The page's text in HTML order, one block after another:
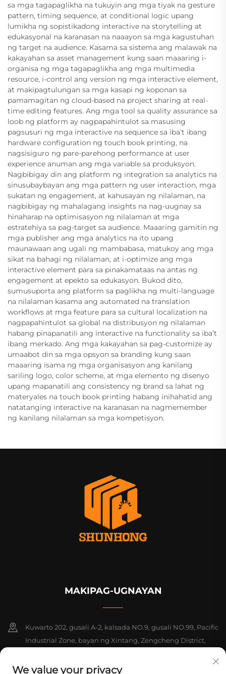
sa mga tagapaglikha na tukuyin ang mga tiyak na gesture
pattern, timing sequence, at conditional logic upang
lumikha ng sopistikadong interactive na storytelling at
edukasyonal na karanasan na naaayon sa mga kagustuhan
ng target na audience. Kasama sa sistema ang malawak na
kakayahan sa asset management kung saan maaaring i-
organisa ng mga tagapaglikha ang mga multimedia
resource, i-control ang version ng mga interactive element,
at makipagtulungan sa mga kasapi ng koponan sa
pamamagitan ng cloud-based na project sharing at real-
time editing features. Ang mga tool sa quality assurance sa
loob ng platform ay nagpapahintulot sa masusing
pagsusuri ng mga interactive na sequence sa iba’t ibang
hardware configuration ng touch book printing, na
nagsisiguro ng pare-parehong performance at user
experience anuman ang mga variable sa produksyon.
Nagbibigay din ang platform ng integration sa analytics na
sinusubaybayan ang mga pattern ng user interaction, mga
sukatan ng engagement, at kahusayan ng nilalaman, na
nagbibigay ng mahalagang insights na nag-uugnay sa
hinaharap na optimisasyon ng nilalaman at mga
estratehiya sa pag-target sa audience. Maaaring gamitin ng
mga publisher ang mga analytics na ito upang
maunawaan ang ugali ng mambabasa, matukoy ang mga
sikat na bahagi ng nilalaman, at i-optimize ang mga
interactive element para sa pinakamataas na antas ng
engagement at epekto sa edukasyon. Bukod dito,
sumusuporta ang platform sa paglikha ng multi-language
na nilalaman kasama ang automated na translation
workflows at mga feature para sa cultural localization na
nagpapahintulot sa global na distribusyon ng nilalaman
habang pinapanatili ang interactive na functionality sa iba’t
ibang merkado. Ang mga kakayahan sa pag-customize ay
umaabot din sa mga opsyon sa branding kung saan
maaaring isama ng mga organisasyon ang kanilang
sariling logo, color scheme, at mga elemento ng disenyo
upang mapanatili ang consistency ng brand sa lahat ng
materyales na touch book printing habang inihahatid ang
natatanging interactive na karanasan na nagmemember
ng kanilang nilalaman sa mga kompetisyon.
MAKIPAG-UGNAYAN
Kuwarto 202, gusali A-2, kalsada NO.9, gusali NO.99, Pacific
Industrial Zone, bayan ng Xintang, Zengcheng District,
We value your privacy